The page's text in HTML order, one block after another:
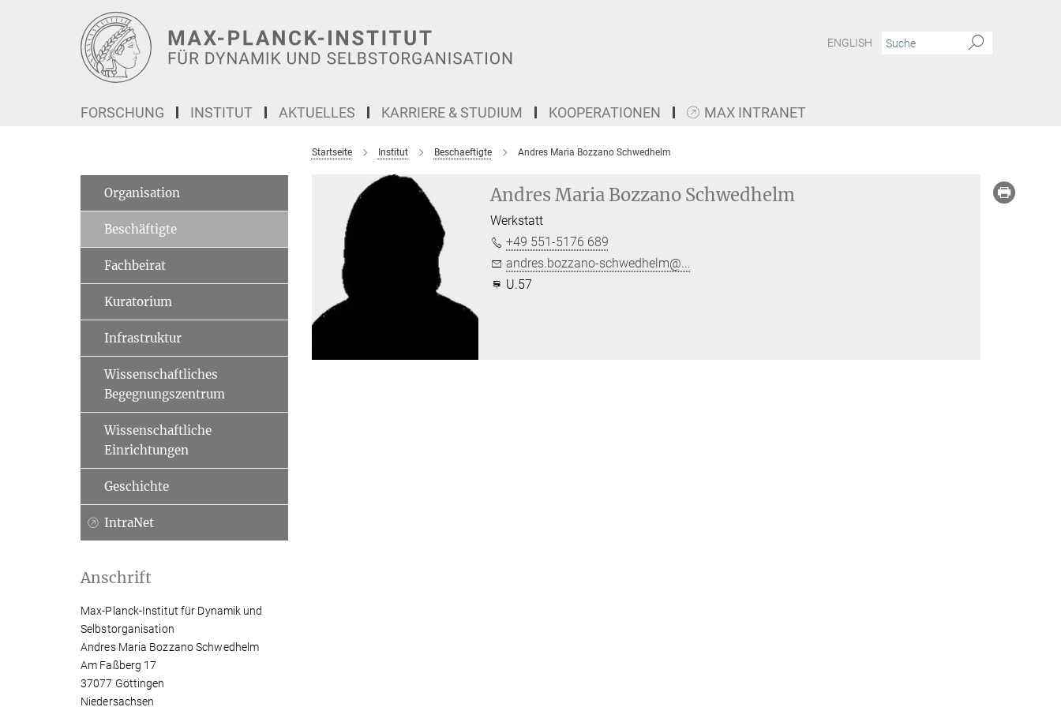
ENGLISH
FORSCHUNG INSTITUT AKTUELLES KARRIERE & STUDIUM KOOPERATIONEN MAX INTRANET
Startseite Institut Beschaeftigte Andres Maria Bozzano Schwedhelm
Andres Maria Bozzano Schwedhelm
Werkstatt
+49 551-5176 689
andres.bozzano-schwedhelm@...
U.57
Organisation
Beschäftigte
Fachbeirat
Kuratorium
Infrastruktur
Wissenschaftliches
Begegnungszentrum
Wissenschaftliche
Einrichtungen
Geschichte
IntraNet
Anschrift
Max-Planck-Institut für Dynamik und
Selbstorganisation
Andres Maria Bozzano Schwedhelm
Am Faßberg 17
37077 Göttingen
Niedersachsen